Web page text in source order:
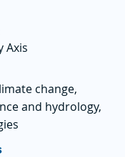
Axis
change,
and hydrology,